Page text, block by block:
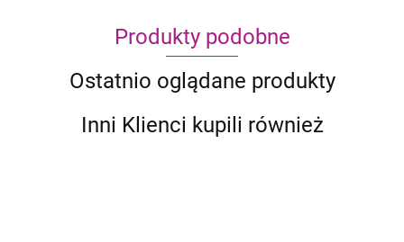
Produkty podobne
Ostatnio oglądane produkty
Inni Klienci kupili również